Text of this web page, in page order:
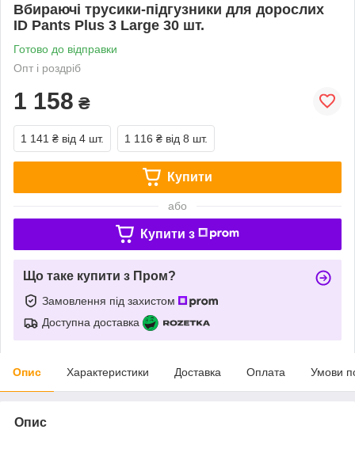
Вбираючі трусики-підгузники для дорослих
ID Pants Plus 3 Large 30 шт.
Готово до відправки
Опт і роздріб
1 158 ₴
1 141 ₴ від 4 шт. 1 116 ₴ від 8 шт.
Купити
або
Купити з
Що таке купити з Пром?
Замовлення під захистом
Доступна доставка
Опис Характеристики Доставка Оплата Умови
Опис